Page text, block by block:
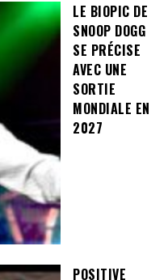
LE BIOPIC DE
SNOOP DOGG
SE PRÉCISE
AVEC UNE
SORTIE
MONDIALE EN
2027
POSITIVE